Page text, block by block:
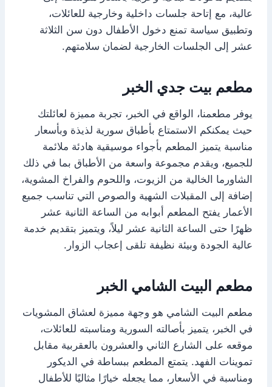
عالية، مع إتاحة جلسات داخلية وخارجية للعائلات،
وتطبيق سياسة تمنع دخول الأطفال دون سن الثلاثة
عشر إلى الجلسات الخارجية لضمان سلامتهم.
مطعم بيت جدي الخبر
يوفر مطعمنا، الواقع في الخبر، تجربة مميزة لعائلتك
حيث يمكنكم الاستمتاع بأطباق سورية لذيذة وبأسعار
مناسبة يتميز المطعم بأجواء موسيقية هادئة ملائمة
للجميع، ويقدم مجموعة واسعة من الأطباق بما في ذلك
الشاورما الخالية من الزيوت، واللحوم والفراخ المشوية،
إضافة إلى المقبلات الشهية والصوص التي تناسب جميع
الأعمار يفتح المطعم أبوابه من الساعة الثانية عشر
ظهرًا حتى الساعة الثانية عشر ليلاً، ويتميز بتقديم خدمة
عالية الجودة وبيئة نظيفة تلقى إعجاب الزوار.
مطعم البيت الشامي الخبر
مطعم البيت الشامي هو وجهة مميزة لعشاق المشويات
في الخبر، يتميز بأصالته السورية ومناسبته للعائلات،
موقعه على الشارع الثاني والعشرون بالعقربية مقابل
تموينات الفهد. يتمتع المطعم ببساطة في الديكور
ومناسبة في الأسعار، مما يجعله خيارًا مثاليًا للأطفال